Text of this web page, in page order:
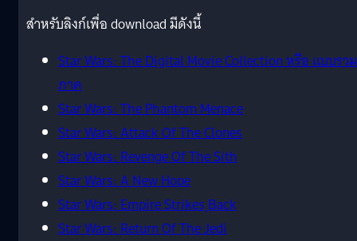
สำหรับลิงก์เพื่อ download มีดังนี้
Star Wars: The Digital Movie Collection หรือ แบบรว
ภาค
Star Wars: The Phantom Menace
Star Wars: Attack Of The Clones
Star Wars: Revenge Of The Sith
Star Wars: A New Hope
Star Wars: Empire Strikes ฺBack
Star Wars: Return Of The Jedi